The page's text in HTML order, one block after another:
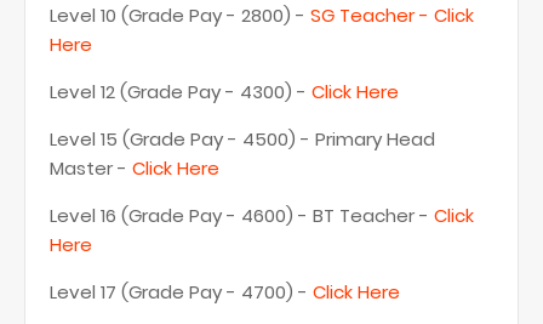
Level 10 (Grade Pay - 2800) - SG Teacher - Click
Here
Level 12 (Grade Pay - 4300) - Click Here
Level 15 (Grade Pay - 4500) - Primary Head
Master - Click Here
Level 16 (Grade Pay - 4600) - BT Teacher - Click
Here
Level 17 (Grade Pay - 4700) - Click Here